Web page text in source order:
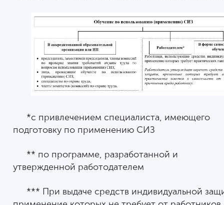
*с привлечением специалиста, имеющего
подготовку по применению СИЗ
** по программе, разработанной и
утвержденной работодателем
*** При выдаче средств индивидуальной